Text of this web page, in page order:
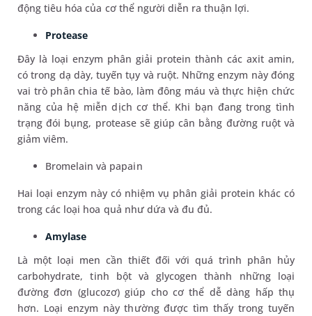
động tiêu hóa của cơ thể người diễn ra thuận lợi.
Protease
Đây là loại enzym phân giải protein thành các axit amin,
có trong dạ dày, tuyến tụy và ruột. Những enzym này đóng
vai trò phân chia tế bào, làm đông máu và thực hiện chức
năng của hệ miễn dịch cơ thể. Khi bạn đang trong tình
trạng đói bụng, protease sẽ giúp cân bằng đường ruột và
giảm viêm.
Bromelain và papain
Hai loại enzym này có nhiệm vụ phân giải protein khác có
trong các loại hoa quả như dứa và đu đủ.
Amylase
Là một loại men cần thiết đối với quá trình phân hủy
carbohydrate, tinh bột và glycogen thành những loại
đường đơn (glucozơ) giúp cho cơ thể dễ dàng hấp thụ
hơn. Loại enzym này thường được tìm thấy trong tuyến